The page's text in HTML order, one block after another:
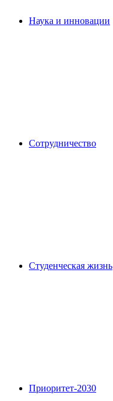
Наука и инновации
Сотрудничество
Студенческая жизнь
Приоритет-2030